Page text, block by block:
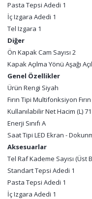
Pasta Tepsi Adedi 1
İç Izgara Adedi 1
Tel Izgara 1
Diğer
Ön Kapak Cam Sayısı 2
Kapak Açılma Yönü Aşağı
Genel Özellikler
Ürün Rengi Siyah
Fırın Tipi Multifonksiyon Fırın
Kullanılabilir Net Hacim (L) 71
Enerji Sınıfı A
Saat Tipi LED Ekran -
Aksesuarlar
Tel Raf Kademe Sayısı (Üst
Standart Tepsi Adedi 1
Pasta Tepsi Adedi 1
İç Izgara Adedi 1